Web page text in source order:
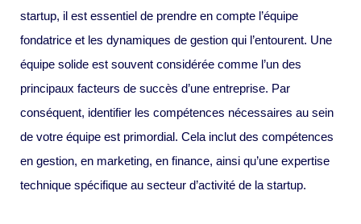
startup, il est essentiel de prendre en compte l’équipe
fondatrice et les dynamiques de gestion qui l’entourent. Une
équipe solide est souvent considérée comme l’un des
principaux facteurs de succès d’une entreprise. Par
conséquent, identifier les compétences nécessaires au sein
de votre équipe est primordial. Cela inclut des compétences
en gestion, en marketing, en finance, ainsi qu’une expertise
technique spécifique au secteur d’activité de la startup.